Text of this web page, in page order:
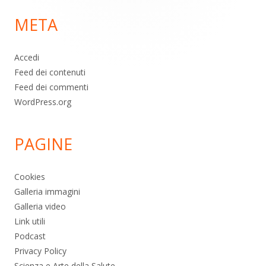
pagina
META
Accedi
Feed dei contenuti
Feed dei commenti
WordPress.org
PAGINE
Cookies
Galleria immagini
Galleria video
Link utili
Podcast
Privacy Policy